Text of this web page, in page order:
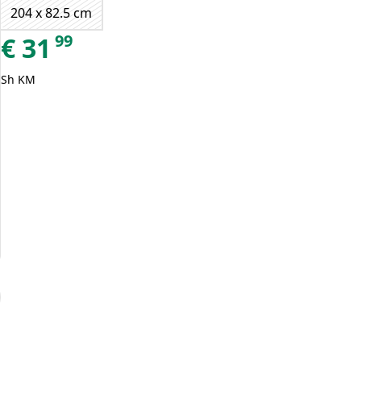
204 x 82.5 cm
€ 31 99
Sh KM